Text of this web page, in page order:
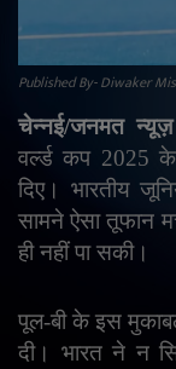
वीडियो
व्यापार
टेक्नोलॉजी
ई-पेपर
Language
English Arabic
Published By- Diwaker
चेन्नई/जनमत
वर्ल्ड कप 2025
दिए। भारतीय
सामने ऐसा तूफान
ही नहीं पा सकी।
पूल-बी के इस
दी। भारत ने न